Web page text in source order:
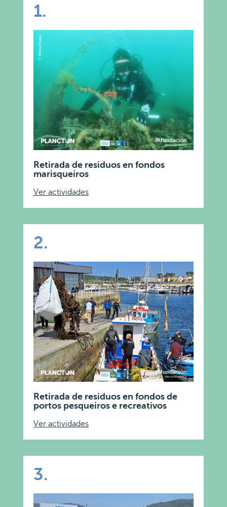
1.
Retirada de residuos en fondos
marisqueiros
Ver actividades
2.
Retirada de residuos en fondos de
portos pesqueiros e recreativos
Ver actividades
3.